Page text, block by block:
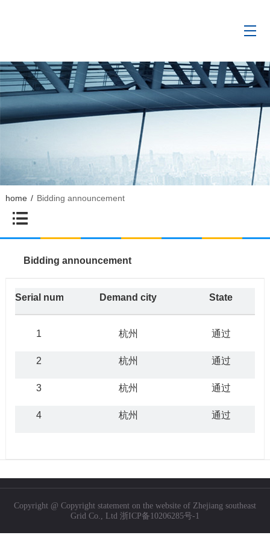
home / Bidding announcement

Bidding announcement
Serial numberBidding announcement
Demand city State
1 浙江东南网架股份有限公司招标公告
杭州
2020-02-26
通过
2 浙江东南网架股份有限公司招标公告
杭州
2020-02-26
通过
3 浙江东南网架股份有限公司招标公告
杭州
2020-02-26
通过
4 浙江东南网架股份有限公司招标公告
杭州 通过
Copyright @ Copyright statement on the website of Zhejiang southeast
Grid Co., Ltd 浙ICP备10206285号-1